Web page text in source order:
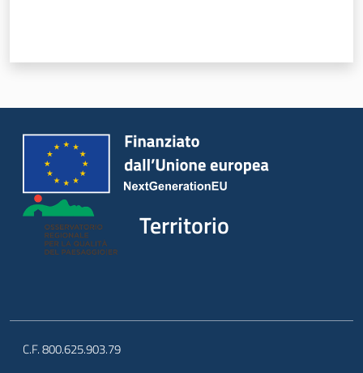
Argomenti
Novità
Servizi
Leggi Atti Bandi
Progetti
Territorio
C.F. 800.625.903.79